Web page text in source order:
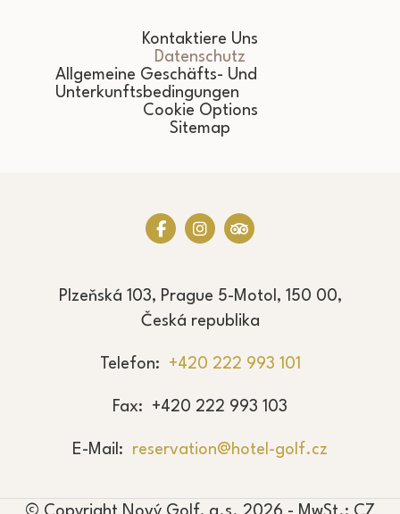
Kontaktiere Uns
Datenschutz
Allgemeine Geschäfts- Und
Unterkunftsbedingungen
Cookie Options
Sitemap
Plzeňská 103, Prague 5-Motol, 150 00,
Česká republika
Telefon +420 222 993 101
Fax +420 222 993 103
E-Mail reservation@hotel-golf.cz